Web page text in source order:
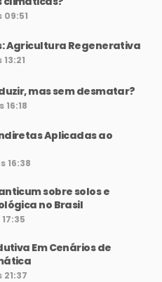
Agricultura Regenerativa
mas sem desmatar?
Aplicadas ao
16:38
sobre solos e
no Brasil
Em Cenários de